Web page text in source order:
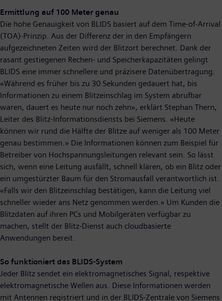
Ermittlung auf 100 Meter genau
Die hohe Genauigkeit von BLIDS basiert auf dem Time-of-Arrival
(TOA)-Prinzip. Aus der Differenz der in den Empfängern
aufgezeichneten Zeiten wird der Blitzort berechnet. Dank der
rasant gestiegenen Rechen- und Speicherkapazitäten gelingt
BLIDS eine immer schnellere und präzisere Datenübertragung.
«Während es früher bis zu 30 Sekunden gedauert hat, bis
Informationen zu einem Blitzeinschlag im System abrufbar
waren, dauert es heute nur noch zehn», erklärt Stephan Thern,
Leiter des Blitz-Informationsdiensts bei Siemens. «Heute
können wir rund die Hälfte der Blitze auf weniger als 100 Meter
genau bestimmen.» Die Informationen können zum Beispiel für
Betreiber von Hochspannungsleitungen relevant sein. So lässt
sich, wenn eine Leitung ausfällt, schnell klären, ob ein Blitz oder
ein umgestürzter Baum für den Stromausfall verantwortlich ist.
«Falls wir den Blitzeinschlag bestätigen, kann die Leitung viel
schneller wieder ans Netz genommen werden.» Um Kunden die
Blitzdaten auf ihren PCs und Mobilgeräten verfügbar zu
machen, stellt der Blitz-Dienst auch cloudbasierte
Anwendungen bereit.
So funktioniert das BLIDS-System
Jeder Blitz sendet ein elektromagnetisches Signal, respektive
elektromagnetische Wellen aus. Diese Informationen werden
mit Antennen registriert und in der BLIDS-Zentrale von Siemens